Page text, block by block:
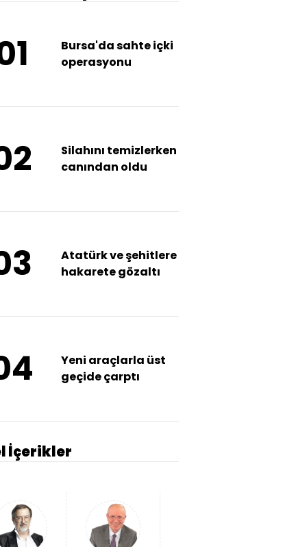
İçerikler
Bursa'da sahte içki
operasyonu
Silahını temizlerken
canından oldu
Atatürk ve şehitlere
hakarete gözaltı
Yeni araçlarla üst
geçide çarptı